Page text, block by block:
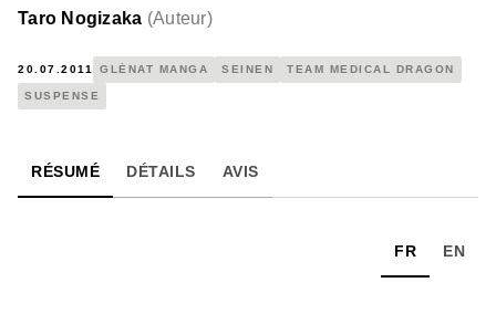
Taro Nogizaka (Auteur)
20.07.2011 GLÉNAT MANGA SEINEN TEAM MEDICAL DRAGON
SUSPENSE
RÉSUMÉ DÉTAILS AVIS
FR EN